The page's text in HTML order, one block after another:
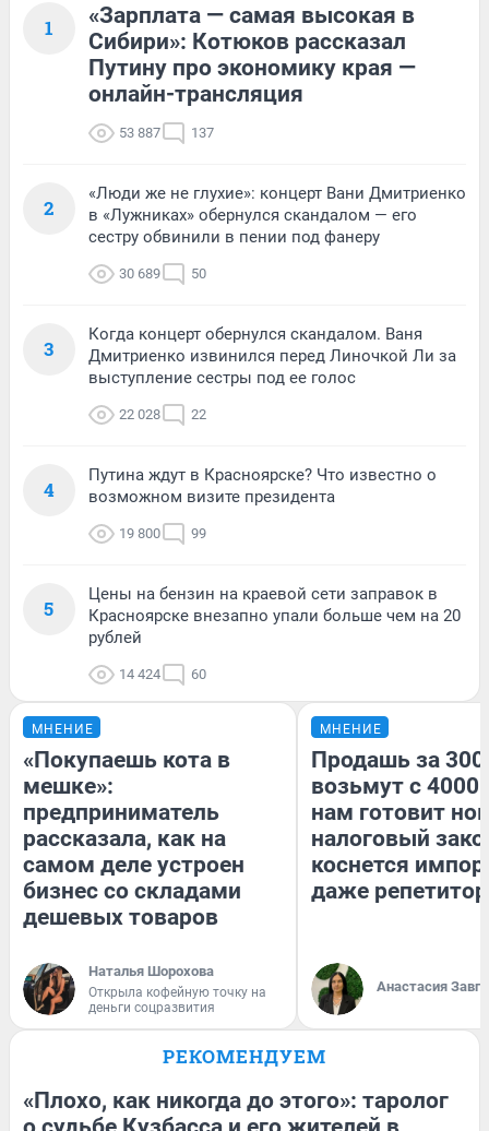
1
«Зарплата — самая высокая в
Сибири»: Котюков рассказал
Путину про экономику края —
онлайн-трансляция
53 887 137
2
«Люди же не глухие»: концерт Вани Дмитриенко
в «Лужниках» обернулся скандалом — его
сестру обвинили в пении под фанеру
30 689 50
3
Когда концерт обернулся скандалом. Ваня
Дмитриенко извинился перед Линочкой Ли за
выступление сестры под ее голос
22 028 22
4
Путина ждут в Красноярске? Что известно о
возможном визите президента
19 800 99
5
Цены на бензин на краевой сети заправок в
Красноярске внезапно упали больше чем на 20
рублей
14 424 60
МНЕНИЕ
«Покупаешь кота в
мешке»:
предприниматель
рассказала, как на
самом деле устроен
бизнес со складами
дешевых товаров
Наталья Шорохова
Открыла кофейную точку на
деньги соцразвития
МНЕНИЕ
Продашь за
возьмут с
нам готовит
налоговый
коснется
даже
Анастасия
РЕКОМЕНДУЕМ
«Плохо, как никогда до этого»: таролог